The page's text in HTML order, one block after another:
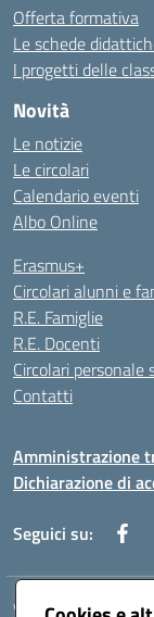
Offerta formativa
Le schede
I progetti delle
Novità
Le notizie
Le circolari
Calendario eventi
Albo Online
Erasmus+
Circolari alunni e
R.E. Famiglie
R.E. Docenti
Circolari personale
Contatti
Amministrazione
Dichiarazione di
Seguici su:
VIALE ITALIA , 13